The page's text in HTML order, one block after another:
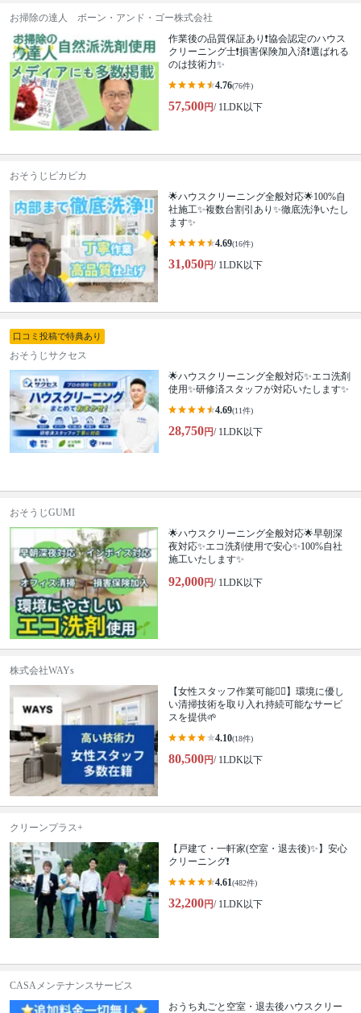
お掃除の達人 ボーン・アンド・ゴー株式会社
作業後の品質保証あり❗️協会認定のハウス
クリーニング士❗️損害保険加入済❗️選ばれる
のは技術力✨
4.76(76件)
57,500円/ 1LDK以下
おそうじピカピカ
🌟ハウスクリーニング全般対応🌟100%自
社施工✨複数台割引あり✨徹底洗浄いたし
ます✨
4.69(16件)
31,050円/ 1LDK以下
口コミ投稿で特典あり
おそうじサクセス
🌟ハウスクリーニング全般対応✨エコ洗剤
使用✨研修済スタッフが対応いたします✨
4.69(11件)
28,750円/ 1LDK以下
おそうじGUMI
🌟ハウスクリーニング全般対応🌟早朝深
夜対応✨エコ洗剤使用で安心✨100%自社
施工いたします✨
92,000円/ 1LDK以下
株式会社WAYs
【女性スタッフ作業可能🙆‍♀️】環境に優し
い清掃技術を取り入れ持続可能なサービ
スを提供🌱
4.10(18件)
80,500円/ 1LDK以下
クリーンプラス+
【戸建て・一軒家(空室・退去後)✨】安心
クリーニング❗️
4.61(482件)
32,200円/ 1LDK以下
CASAメンテナンスサービス
おうち丸ごと空室・退去後ハウスクリー